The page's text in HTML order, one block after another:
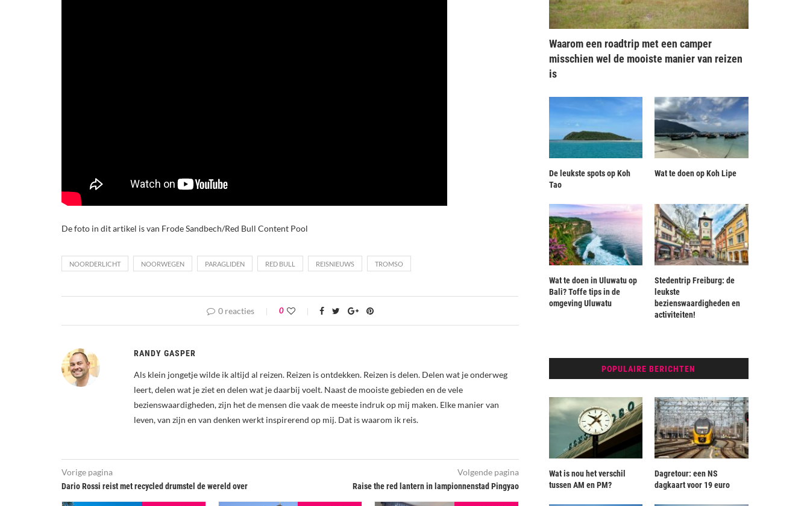
De foto in dit artikel is van Frode Sandbech/Red Bull Content Pool
NOORDERLICHT NOORWEGEN PARAGLIDEN RED BULL REISNIEUWS TROMSO
0 reacties 0
RANDY GASPER
Als klein jongetje wilde ik altijd al reizen. Reizen is ontdekken. Reizen is delen. Delen wat je onderweg
leert, delen wat je ziet en delen wat je daarbij voelt. Naast de mooiste gebieden en de vele
bezienswaardigheden, zijn het de mensen die vaak de meeste indruk op mij maken. Elke manier van
leven, van zijn en van denken werkt inspirerend op mij. Dat is waarom ik reis.
Vorige pagina
Dario Rossi reist met recycled drumstel de wereld over
Volgende pagina
Raise the red lantern in lampionnenstad Pingyao
Waarom een roadtrip met een camper
misschien wel de mooiste manier van reizen
is
De leukste spots op Koh
Tao
Wat te doen op Koh Lipe
Wat te doen in Uluwatu op
Bali? Toffe tips in de
omgeving Uluwatu
Stedentrip Freiburg: de
leukste
bezienswaardigheden en
activiteiten!
POPULAIRE BERICHTEN
Wat is nou het verschil
tussen AM en PM?
Dagretour: een NS
dagkaart voor 19 euro